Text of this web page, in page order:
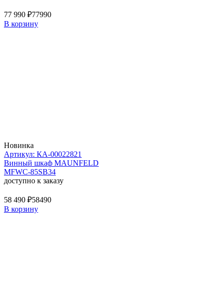
77 990 ₽77990
В корзину
Новинка
Артикул: КА-00022821
Винный шкаф MAUNFELD
MFWC-85SB34
доступно к заказу
58 490 ₽58490
В корзину